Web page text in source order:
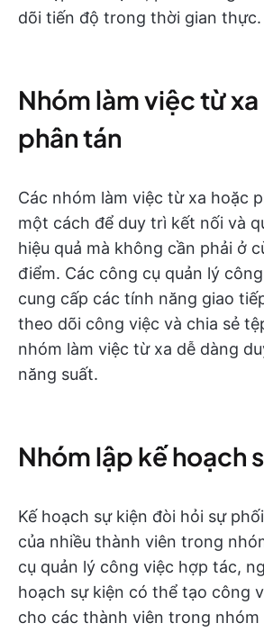
dõi tiến độ trong thời gian thực.
Nhóm làm việc từ
phân tán
Các nhóm làm việc từ xa hoặc
một cách để duy trì kết nối và
hiệu quả mà không cần phải ở
điểm. Các công cụ quản lý
cung cấp các tính năng giao
theo dõi công việc và chia sẻ
nhóm làm việc từ xa dễ dàng
năng suất.
Nhóm lập kế hoạch
Kế hoạch sự kiện đòi hỏi sự
của nhiều thành viên trong
cụ quản lý công việc hợp tác,
hoạch sự kiện có thể tạo công
cho các thành viên trong